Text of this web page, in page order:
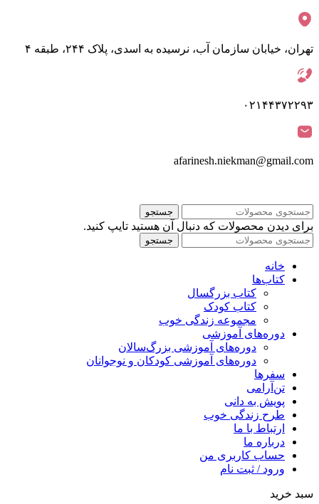
تهران، خیابان سازمان آب، نرسیده به اسدی، پلاک ۲۴۴، طبقه ۴
۰۲۱۴۴۳۷۲۲۹۳
afarinesh.niekman@gmail.com
جستجو
برای دیدن محصولات که دنبال آن هستید تایپ کنید.
جستجو
خانه
کتاب‌ها
کتاب بزرگسال
کتاب کودک
مجموعه زندگی خوب
دوره‌های آموزشی
دوره‌های آموزشی بزرگ‌سالان
دوره‌های آموزشی کودکان و نوجوانان
سفرها
تن‌آرامی
پویش به دانی
طرح زندگی خوب
ارتباط با ما
درباره ما
حساب کاربری من
ورود / ثبت نام
سبد خرید